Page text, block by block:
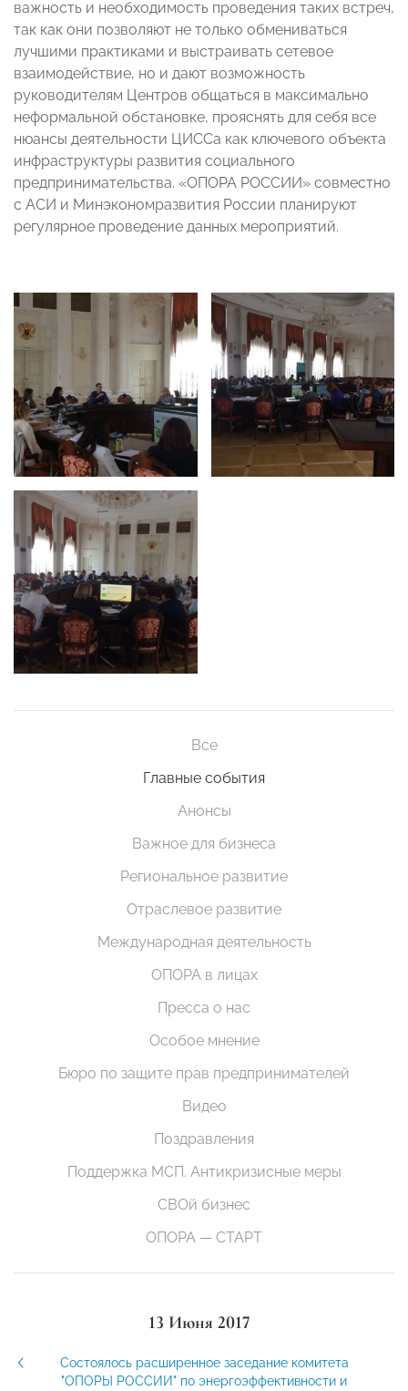
важность и необходимость проведения таких встреч,
так как они позволяют не только обмениваться
лучшими практиками и выстраивать сетевое
взаимодействие, но и дают возможность
руководителям Центров общаться в максимально
неформальной обстановке, прояснять для себя все
нюансы деятельности ЦИССа как ключевого объекта
инфраструктуры развития социального
предпринимательства. «ОПОРА РОССИИ» совместно
с АСИ и Минэкономразвития России планируют
регулярное проведение данных мероприятий.
Все
Главные события
Анонсы
Важное для бизнеса
Региональное развитие
Отраслевое развитие
Международная деятельность
ОПОРА в лицах
Пресса о нас
Особое мнение
Бюро по защите прав предпринимателей
Видео
Поздравления
Поддержка МСП. Антикризисные меры
СВОй бизнес
ОПОРА — СТАРТ
13 Июня 2017
Состоялось расширенное заседание комитета
"ОПОРЫ РОССИИ" по энергоэффективности и